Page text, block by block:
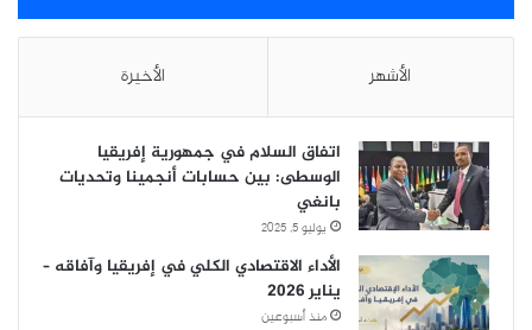
الأشهر الأخيرة
اتفاق السلام في جمهورية إفريقيا
الوسطى: بين حسابات أنجمينا وتحديات
بانغي
يوليو 5, 2025
الأداء الاقتصادي الكلي في إفريقيا وآفاقه –
يناير 2026
منذ أسبوعين